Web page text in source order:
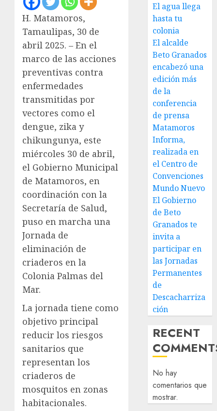
H. Matamoros,
Tamaulipas, 30 de
abril 2025. – En el
marco de las acciones
preventivas contra
enfermedades
transmitidas por
vectores como el
dengue, zika y
chikungunya, este
miércoles 30 de abril,
el Gobierno Municipal
de Matamoros, en
coordinación con la
Secretaría de Salud,
puso en marcha una
Jornada de
eliminación de
criaderos en la
Colonia Palmas del
Mar.
La jornada tiene como
objetivo principal
reducir los riesgos
sanitarios que
representan los
criaderos de
mosquitos en zonas
habitacionales.
El agua llega
hasta tu
colonia
El alcalde
Beto Granados
encabezó una
edición más
de la
conferencia
de prensa
Matamoros
Informa,
realizada en
el Centro de
Convenciones
Mundo Nuevo
El Gobierno
de Beto
Granados te
invita a
participar en
las Jornadas
Permanentes
de
Descacharriza
ción
RECENT
No hay
comentarios que
mostrar.